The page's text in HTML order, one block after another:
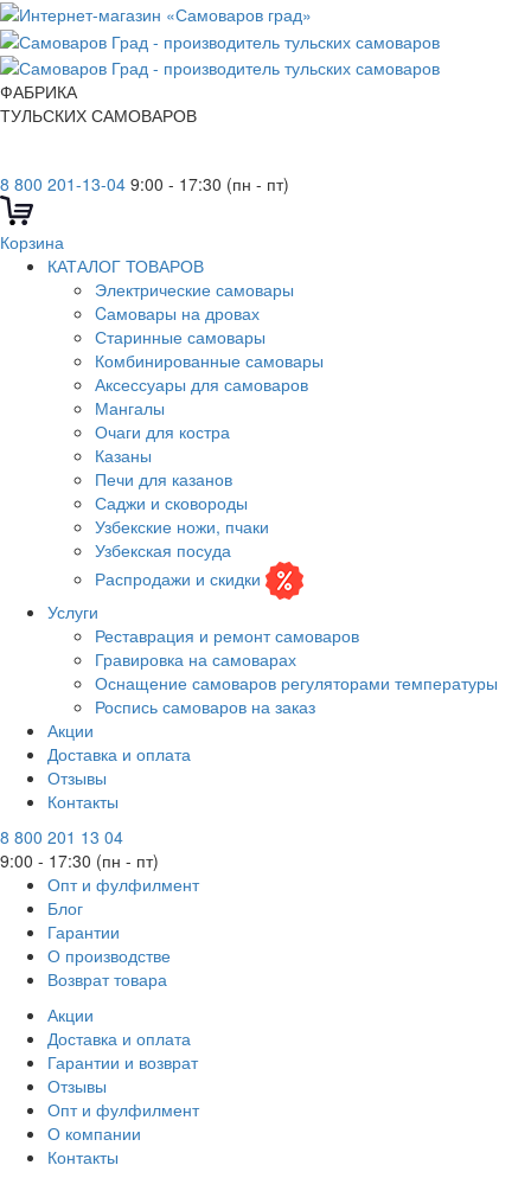
ФАБРИКА
ТУЛЬСКИХ САМОВАРОВ
8 800 201-13-04 9:00 - 17:30 (пн - пт)
Корзина
КАТАЛОГ ТОВАРОВ
Электрические самовары
Cамовары на дровах
Старинные самовары
Комбинированные самовары
Аксессуары для самоваров
Мангалы
Очаги для костра
Казаны
Печи для казанов
Саджи и сковороды
Узбекские ножи, пчаки
Узбекская посуда
Распродажи и скидки
Услуги
Реставрация и ремонт самоваров
Гравировка на самоварах
Оснащение самоваров регуляторами температуры
Роспись самоваров на заказ
Акции
Доставка и оплата
Отзывы
Контакты
8 800 201 13 04
9:00 - 17:30 (пн - пт)
Опт и фулфилмент
Блог
Гарантии
О производстве
Возврат товара
Акции
Доставка и оплата
Гарантии и возврат
Отзывы
Опт и фулфилмент
О компании
Контакты